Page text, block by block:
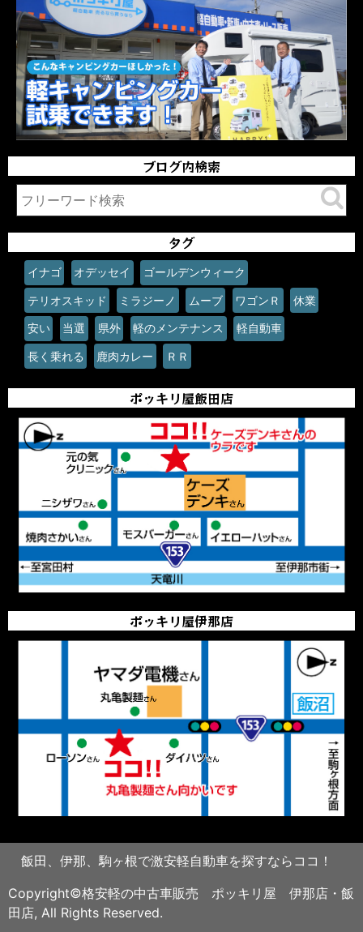
ブログ内検索
タグ
イナゴ オデッセイ ゴールデンウィーク
テリオスキッド ミラジーノ ムーブ ワゴンＲ 休業
安い 当選 県外 軽のメンテナンス 軽自動車
長く乗れる 鹿肉カレー ＲＲ
ポッキリ屋飯田店
ポッキリ屋伊那店
飯田、伊那、駒ヶ根で激安軽自動車を探すならココ！
Copyright©格安軽の中古車販売 ポッキリ屋 伊那店・飯
田店, All Rights Reserved.